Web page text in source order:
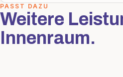
PASST DAZU
Weitere
Innenraum.